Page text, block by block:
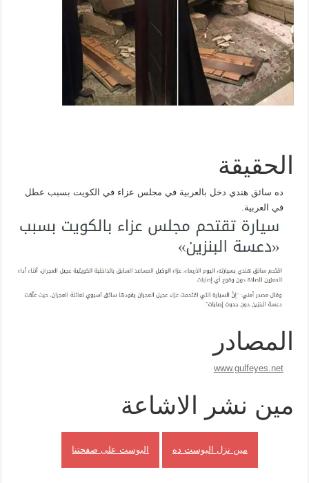
الحقيقة
ده سائق هندي دخل بالعربية في مجلس عزاء في الكويت بسبب عطل
في العربية.
المصادر
www.gulfeyes.net
مين نشر الاشاعة
مين نزل البوست ده البوست على صفحتنا